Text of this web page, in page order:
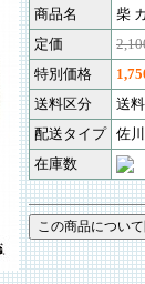
商品名
柴
定価
特別価格
送料区分
送
配送タイプ 佐
在庫数